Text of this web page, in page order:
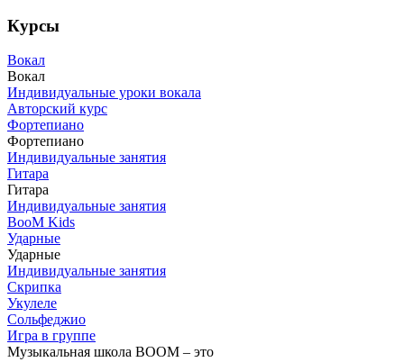
Курсы
Вокал
Вокал
Индивидуальные уроки вокала
Авторский курс
Фортепиано
Фортепиано
Индивидуальные занятия
Гитара
Гитара
Индивидуальные занятия
BooM Kids
Ударные
Ударные
Индивидуальные занятия
Скрипка
Укулеле
Сольфеджио
Игра в группе
Музыкальная школа BOOM – это